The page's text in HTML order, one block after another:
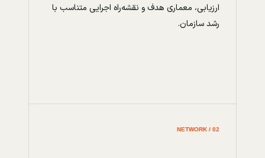
ارزیابی، معماری هدف و نقشه‌راه اجرایی متناسب با
رشد سازمان.
02 / NETWORK